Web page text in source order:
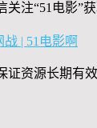
关注“51电影”
| 51电影啊
资源长期有